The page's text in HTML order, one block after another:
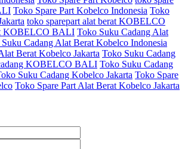
Toko Spare Part Kobelco Indonesia Toko
toko sparepart alat berat KOBELCO
KOBELCO BALI Toko Suku Cadang Alat
Cadang Alat Berat Kobelco Indonesia
Berat Kobelco Jakarta Toko Suku Cadang
KOBELCO BALI Toko Suku Cadang
Suku Cadang Kobelco Jakarta Toko Spare
Toko Spare Part Alat Berat Kobelco Jakarta